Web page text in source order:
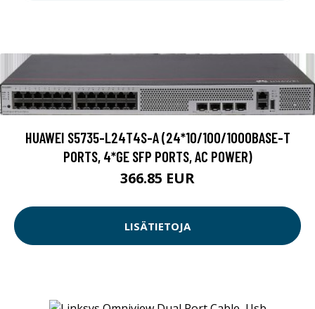
HUAWEI S5735-L24T4S-A (24*10/100/1000BASE-T
PORTS, 4*GE SFP PORTS, AC POWER)
366.85 EUR
LISÄTIETOJA